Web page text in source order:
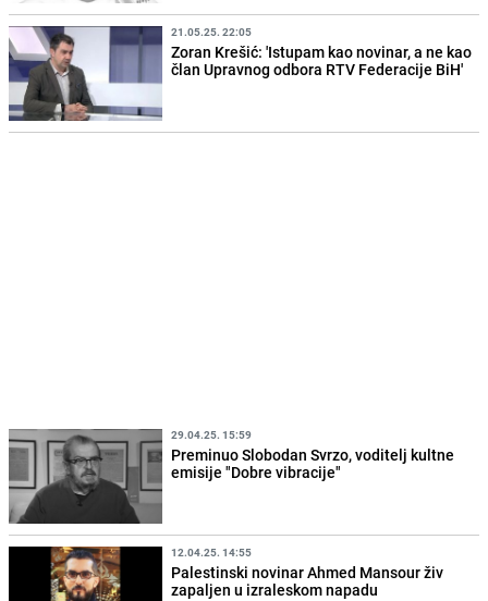
21.05.25. 22:05
Zoran Krešić: 'Istupam kao novinar, a ne kao
član Upravnog odbora RTV Federacije BiH'
29.04.25. 15:59
Preminuo Slobodan Svrzo, voditelj kultne
emisije "Dobre vibracije"
12.04.25. 14:55
Palestinski novinar Ahmed Mansour živ
zapaljen u izraleskom napadu